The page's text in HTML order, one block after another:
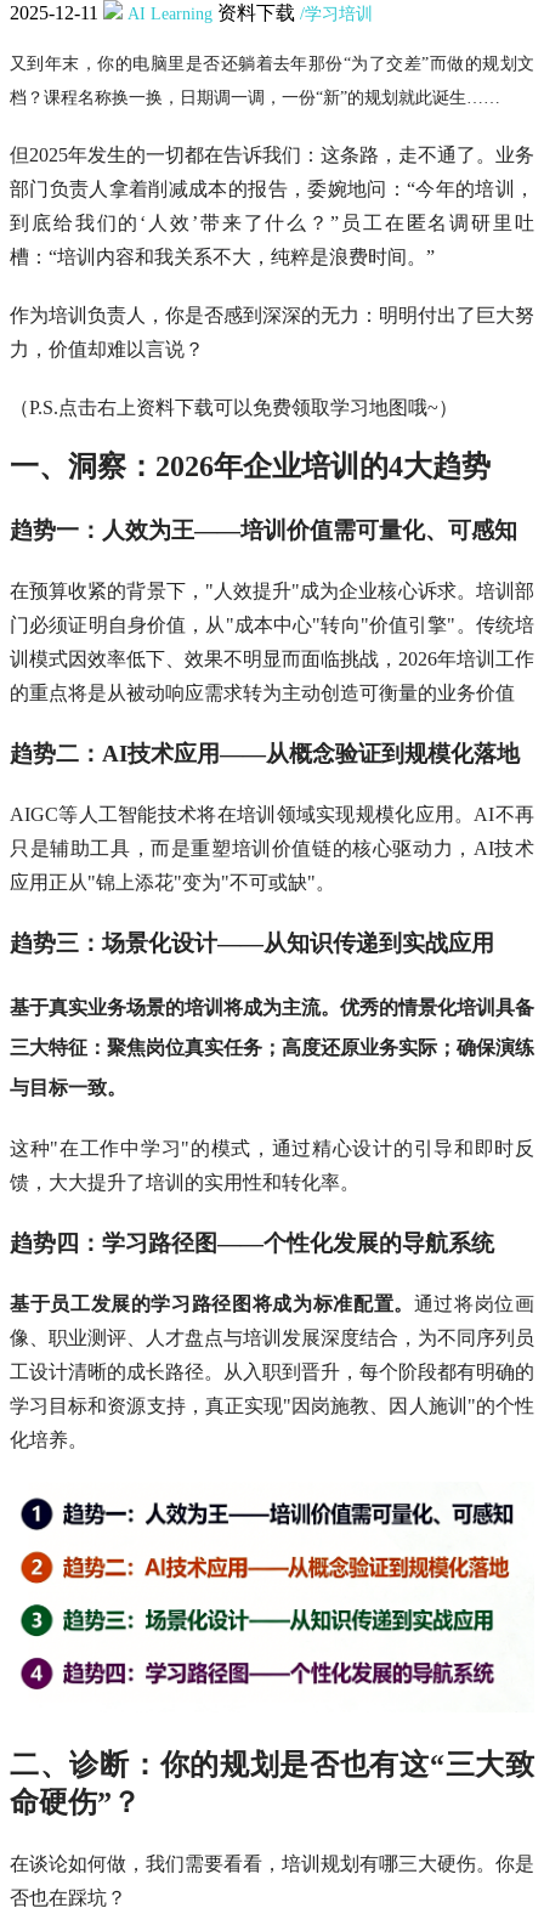
2025-12-11 AI Learning 资料下载 /学习培训
又到年末，你的电脑里是否还躺着去年那份“为了交差”而做的规划文
档？课程名称换一换，日期调一调，一份“新”的规划就此诞生……
但2025年发生的一切都在告诉我们：这条路，走不通了。业务
部门负责人拿着削减成本的报告，委婉地问：“今年的培训，
到底给我们的‘人效’带来了什么？”员工在匿名调研里吐
槽：“培训内容和我关系不大，纯粹是浪费时间。”
作为培训负责人，你是否感到深深的无力：明明付出了巨大努
力，价值却难以言说？
（P.S.点击右上资料下载可以免费领取学习地图哦~）
一、洞察：2026年企业培训的4大趋势
趋势一：人效为王——培训价值需可量化、可感知
在预算收紧的背景下，"人效提升"成为企业核心诉求。培训部
门必须证明自身价值，从"成本中心"转向"价值引擎"。传统培
训模式因效率低下、效果不明显而面临挑战，2026年培训工作
的重点将是从被动响应需求转为主动创造可衡量的业务价值
趋势二：AI技术应用——从概念验证到规模化落地
AIGC等人工智能技术将在培训领域实现规模化应用。AI不再
只是辅助工具，而是重塑培训价值链的核心驱动力，AI技术
应用正从"锦上添花"变为"不可或缺"。
趋势三：场景化设计——从知识传递到实战应用
基于真实业务场景的培训将成为主流。 优秀的情景化培训具备
三大特征：聚焦岗位真实任务；高度还原业务实际；确保演练
与目标一致。
这种"在工作中学习"的模式，通过精心设计的引导和即时反
馈，大大提升了培训的实用性和转化率。
趋势四：学习路径图——个性化发展的导航系统
基于员工发展的学习路径图将成为标准配置。 通过将岗位画
像、职业测评、人才盘点与培训发展深度结合，为不同序列员
工设计清晰的成长路径。从入职到晋升，每个阶段都有明确的
学习目标和资源支持，真正实现"因岗施教、因人施训"的个性
化培养。
二、诊断：你的规划是否也有这“三大致
命硬伤”？
在谈论如何做，我们需要看看，培训规划有哪三大硬伤。你是
否也在踩坑？